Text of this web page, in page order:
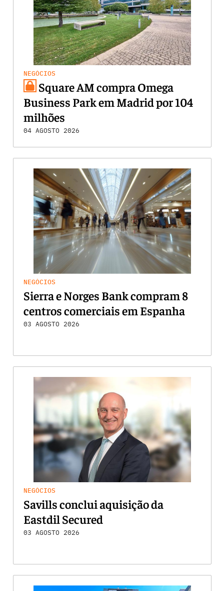
NEGÓCIOS
Square AM compra Omega
Business Park em Madrid por 104
milhões
04 AGOSTO 2026
NEGÓCIOS
Sierra e Norges Bank compram 8
centros comerciais em Espanha
03 AGOSTO 2026
NEGÓCIOS
Savills conclui aquisição da
Eastdil Secured
03 AGOSTO 2026